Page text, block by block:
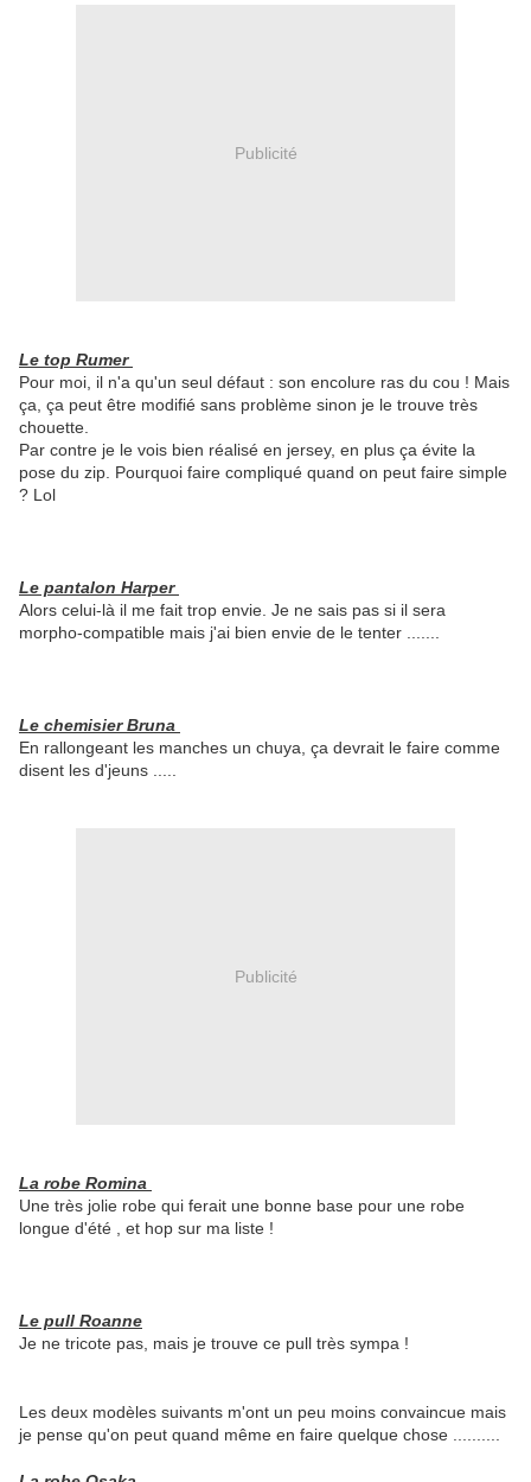
Publicité
Le top Rumer
Pour moi, il n'a qu'un seul défaut : son encolure ras du cou ! Mais
ça, ça peut être modifié sans problème sinon je le trouve très
chouette.
Par contre je le vois bien réalisé en jersey, en plus ça évite la
pose du zip. Pourquoi faire compliqué quand on peut faire simple
? Lol
Le pantalon Harper
Alors celui-là il me fait trop envie. Je ne sais pas si il sera
morpho-compatible mais j'ai bien envie de le tenter .......
Le chemisier Bruna
En rallongeant les manches un chuya, ça devrait le faire comme
disent les d'jeuns .....
Publicité
La robe Romina
Une très jolie robe qui ferait une bonne base pour une robe
longue d'été , et hop sur ma liste !
Le pull Roanne
Je ne tricote pas, mais je trouve ce pull très sympa !
Les deux modèles suivants m'ont un peu moins convaincue mais
je pense qu'on peut quand même en faire quelque chose ..........